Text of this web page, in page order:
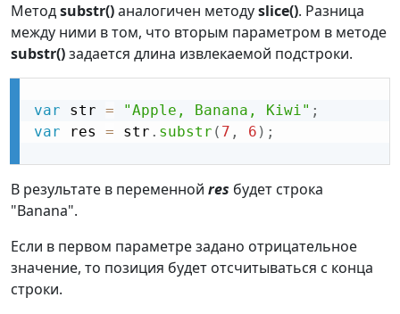
Методsubstr()аналогичен методуslice(). Разница
между ними в том, что вторым параметром в методе
substr()задается длина извлекаемой подстроки.
var str = "Apple, Banana, Kiwi" ;
var res = str . substr ( 7 , 6 ) ;
В результате в переменной res будет строка
"Banana".
Если в первом параметре задано отрицательное
значение, то позиция будет отсчитываться с конца
строки.